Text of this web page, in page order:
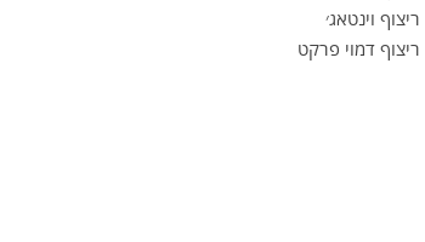
ריצוף וינטאג׳
ריצוף דמוי פרקט